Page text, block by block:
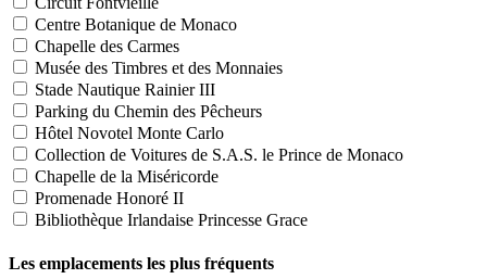
Centre Botanique de Monaco
Chapelle des Carmes
Musée des Timbres et des Monnaies
Stade Nautique Rainier III
Parking du Chemin des Pêcheurs
Hôtel Novotel Monte Carlo
Collection de Voitures de S.A.S. le Prince de Monaco
Chapelle de la Miséricorde
Promenade Honoré II
Bibliothèque Irlandaise Princesse Grace
Les emplacements les plus fréquents